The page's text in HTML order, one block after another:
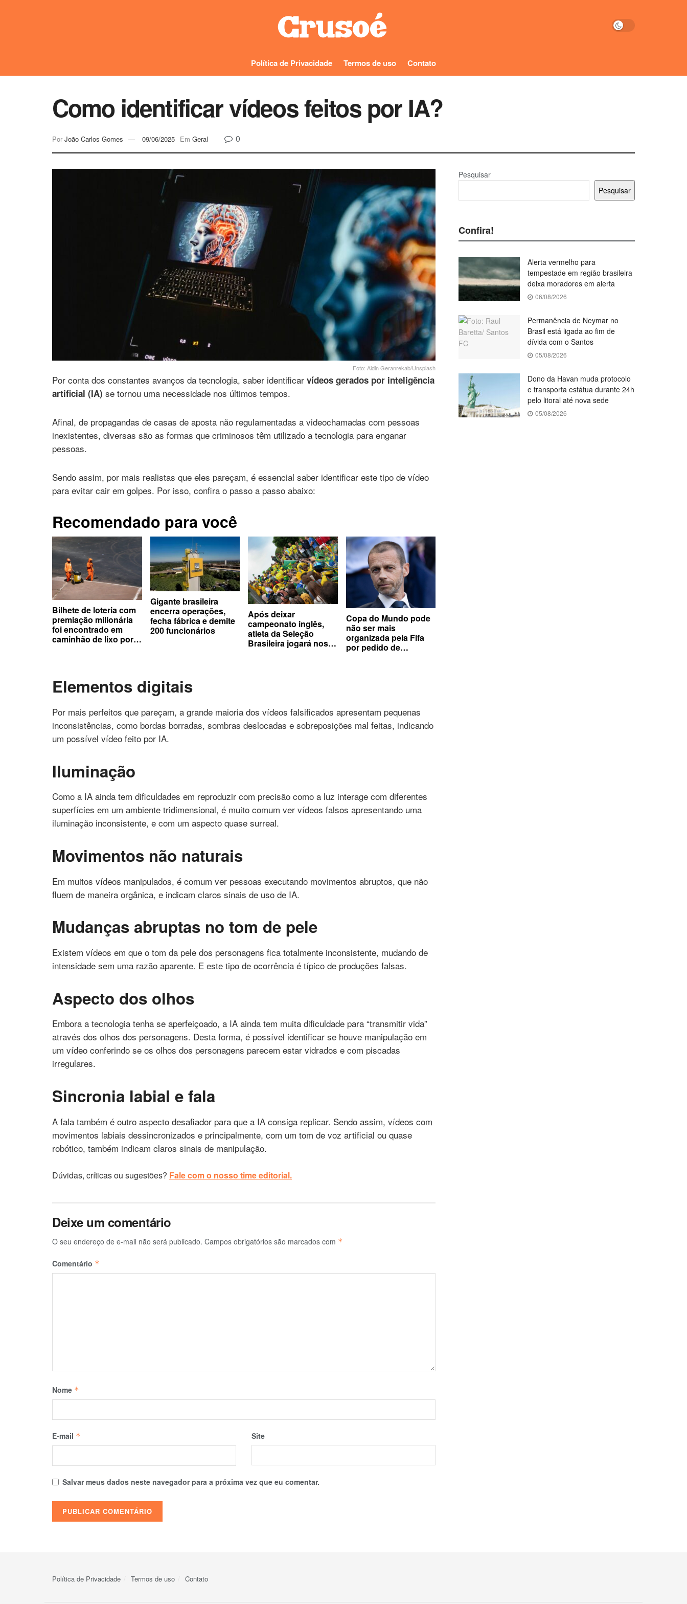
Política de Privacidade Termos de uso Contato
Como identificar vídeos feitos por IA?
Por João Carlos Gomes 09/06/2025 Em Geral 0
Foto: Aidin Geranrekab/Unsplash
Por conta dos constantes avanços da tecnologia, saber identificar vídeos gerados por inteligência
artificial (IA) se tornou uma necessidade nos últimos tempos.
Afinal, de propagandas de casas de aposta não regulamentadas a videochamadas com pessoas
inexistentes, diversas são as formas que criminosos têm utilizado a tecnologia para enganar
pessoas.
Sendo assim, por mais realistas que eles pareçam, é essencial saber identificar este tipo de vídeo
para evitar cair em golpes. Por isso, confira o passo a passo abaixo:
Recomendado para você
Bilhete de loteria com
premiação milionária
foi encontrado em
caminhão de lixo por
Gigante brasileira
encerra operações,
fecha fábrica e demite
200 funcionários
Após deixar
campeonato inglês,
atleta da Seleção
Brasileira jogará nos
Copa do Mundo pode
não ser mais
organizada pela Fifa
por pedido de
Elementos digitais
Por mais perfeitos que pareçam, a grande maioria dos vídeos falsificados apresentam pequenas
inconsistências, como bordas borradas, sombras deslocadas e sobreposições mal feitas, indicando
um possível vídeo feito por IA.
Iluminação
Como a IA ainda tem dificuldades em reproduzir com precisão como a luz interage com diferentes
superfícies em um ambiente tridimensional, é muito comum ver vídeos falsos apresentando uma
iluminação inconsistente, e com um aspecto quase surreal.
Movimentos não naturais
Em muitos vídeos manipulados, é comum ver pessoas executando movimentos abruptos, que não
fluem de maneira orgânica, e indicam claros sinais de uso de IA.
Mudanças abruptas no tom de pele
Existem vídeos em que o tom da pele dos personagens fica totalmente inconsistente, mudando de
intensidade sem uma razão aparente. E este tipo de ocorrência é típico de produções falsas.
Aspecto dos olhos
Embora a tecnologia tenha se aperfeiçoado, a IA ainda tem muita dificuldade para “transmitir vida”
através dos olhos dos personagens. Desta forma, é possível identificar se houve manipulação em
um vídeo conferindo se os olhos dos personagens parecem estar vidrados e com piscadas
irregulares.
Sincronia labial e fala
A fala também é outro aspecto desafiador para que a IA consiga replicar. Sendo assim, vídeos com
movimentos labiais dessincronizados e principalmente, com um tom de voz artificial ou quase
robótico, também indicam claros sinais de manipulação.
Dúvidas, críticas ou sugestões? Fale com o nosso time editorial.
Deixe um comentário
O seu endereço de e-mail não será publicado. Campos obrigatórios são marcados com *
Comentário *
Nome *
E-mail * Site
Salvar meus dados neste navegador para a próxima vez que eu comentar.
Pesquisar
Pesquisar
Confira!
Alerta vermelho para
tempestade em região brasileira
deixa moradores em alerta
06/08/2026
Permanência de Neymar no
Brasil está ligada ao fim de
dívida com o Santos
05/08/2026
Dono da Havan muda protocolo
e transporta estátua durante 24h
pelo litoral até nova sede
05/08/2026
Política de Privacidade Termos de uso Contato